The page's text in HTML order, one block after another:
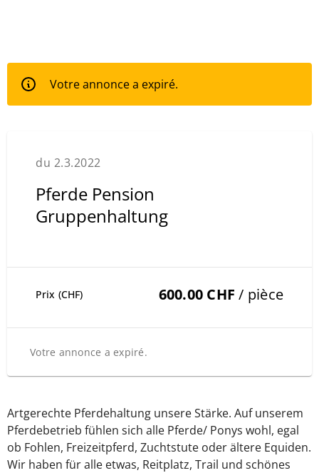
Votre annonce a expiré.
du 2.3.2022
Pferde Pension
Gruppenhaltung
Prix (CHF) 600.00 CHF / pièce
Votre annonce a expiré.
Artgerechte Pferdehaltung unsere Stärke. Auf unserem
Pferdebetrieb fühlen sich alle Pferde/ Ponys wohl, egal
ob Fohlen, Freizeitpferd, Zuchtstute oder ältere Equiden.
Wir haben für alle etwas, Reitplatz, Trail und schönes